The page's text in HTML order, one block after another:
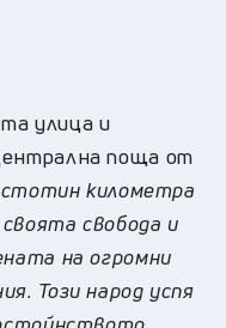
улица и
поща от
километра
свобода и
на огромни
Този народ успя